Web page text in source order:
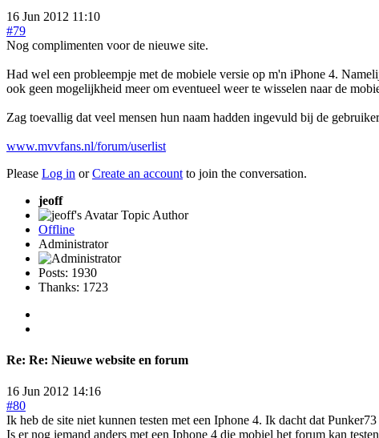
16 Jun 2012 11:10
#79
Nog complimenten voor de nieuwe site.
Had wel een probleempje met de mobiele versie op m'n iPhone 4.
ook geen mogelijkheid meer om eventueel weer te wisselen naar de
Zag toevallig dat veel mensen hun naam hadden ingevuld bij de
www.mvvfans.nl/forum/userlist
Please Log in orCreate an account to join the conversation.
jeoff
Topic Author
Offline
Administrator
Posts: 1930
Thanks: 1723
Re: Re: Nieuwe website en forum
16 Jun 2012 14:16
#80
Ik heb de site niet kunnen testen met een Iphone 4. Ik dacht dat
Is er nog iemand anders met een Iphone 4 die mobiel het forum kan